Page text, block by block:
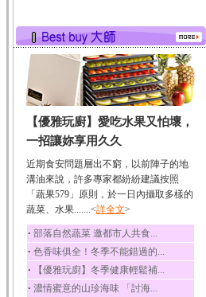
有蛋白質、脂肪、磷...
鮪魚
鮪魚肚肉中的不飽和脂
肪酸內富含EPA和DH...
韭菜
韭菜所含的膳食纖維能
幫助消化與通便；揮...
冬瓜
冬瓜營養價值高，鈉含
量極低是水腫病人的...
豆豉
豆豉裡頭含有營養的蛋
白質、脂肪、鈣、磷...
榛果
榛果裡所含的營養素有
蛋白質、脂肪、醣類...
【優雅玩廚】愛吃水果又怕壞，
一招讓妳享用久久
近期食安問題層出不窮，以前陣子的地
溝油來說，許多專家都紛紛建議按照
「蔬果579」原則，於一日內攝取多樣的
蔬菜、水果.......<詳全文>
‧ 部落自然蔬菜 邀都市人共食...
‧ 色香味俱全！冬季不能錯過的...
‧ 【優雅玩廚】冬季健康輕鬆補...
‧ 濃情蜜意的山珍海味 「討海...